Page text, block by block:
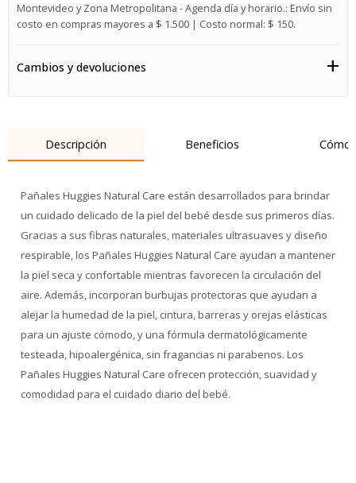
Montevideo y Zona Metropolitana - Agenda día y horario.: Envío sin
costo en compras mayores a $ 1.500 | Costo normal: $ 150.
Cambios y devoluciones
Descripción Beneficios Cómo
Pañales Huggies Natural Care están desarrollados para brindar
un cuidado delicado de la piel del bebé desde sus primeros días.
Gracias a sus fibras naturales, materiales ultrasuaves y diseño
respirable, los Pañales Huggies Natural Care ayudan a mantener
la piel seca y confortable mientras favorecen la circulación del
aire. Además, incorporan burbujas protectoras que ayudan a
alejar la humedad de la piel, cintura, barreras y orejas elásticas
para un ajuste cómodo, y una fórmula dermatológicamente
testeada, hipoalergénica, sin fragancias ni parabenos. Los
Pañales Huggies Natural Care ofrecen protección, suavidad y
comodidad para el cuidado diario del bebé.